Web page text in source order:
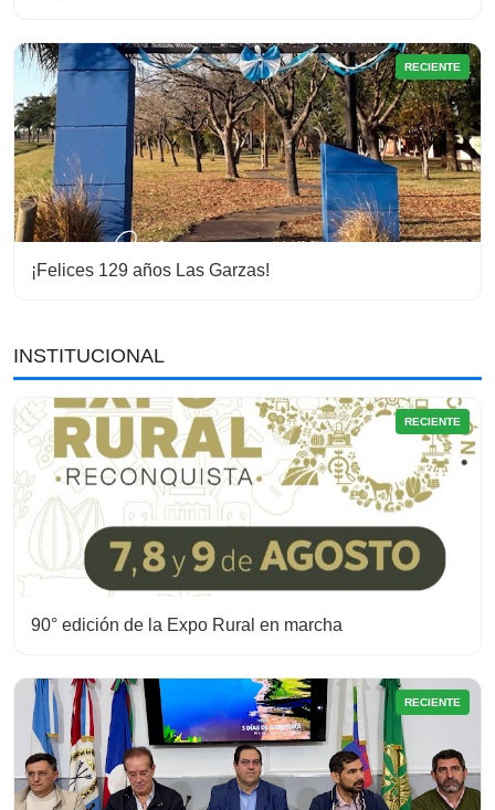
RECIENTE
¡Felices 129 años Las Garzas!
INSTITUCIONAL
RECIENTE
90° edición de la Expo Rural en marcha
RECIENTE